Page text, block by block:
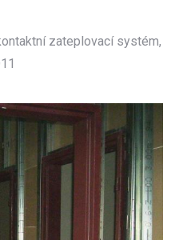
zateplovací systém,